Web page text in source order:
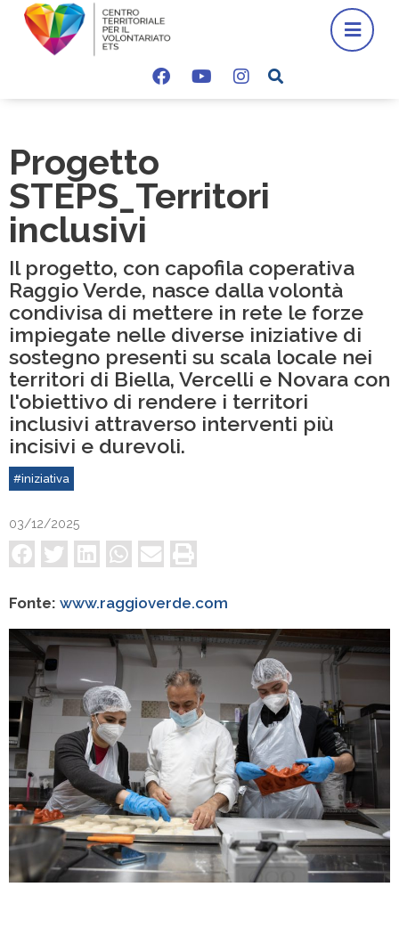
Progetto
STEPS_Territori
inclusivi
Il progetto, con capofila coperativa
Raggio Verde, nasce dalla volontà
condivisa di mettere in rete le forze
impiegate nelle diverse iniziative di
sostegno presenti su scala locale nei
territori di Biella, Vercelli e Novara con
l'obiettivo di rendere i territori
inclusivi attraverso interventi più
incisivi e durevoli.
#iniziativa
03/12/2025
Fonte: www.raggioverde.com